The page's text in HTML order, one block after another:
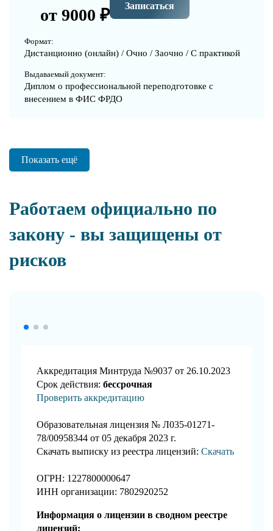
от 9000 ₽ Записаться
Формат:
Дистанционно (онлайн) / Очно / Заочно / С практикой
Выдаваемый документ:
Диплом о профессиональной переподготовке с
внесением в ФИС ФРДО
Показать ещё
Работаем официально по
закону - вы защищены от
рисков
Аккредитация Минтруда №9037 от 26.10.2023
Срок действия: бессрочная
Проверить аккредитацию
Образовательная лицензия № Л035-01271-
78/00958344 от 05 декабря 2023 г.
Скачать выписку из реестра лицензий: Скачать
ОГРН: 1227800000647
ИНН организации: 7802920252
Информация о лицензии в сводном реестре
лицензий: